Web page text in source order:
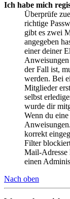
Ich habe mich
Überprüfe
richtige
gibt es zwei
angegeben
einer deiner
der Fall ist,
werden. Bei
Mitglieder
selbst
wurde dir
Wenn du
korrekt
Filter
Mail-Adresse
einen
Nach oben